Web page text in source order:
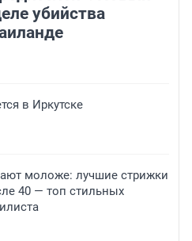
убийства
в Иркутске
моложе: лучшие стрижки
40 — топ стильных